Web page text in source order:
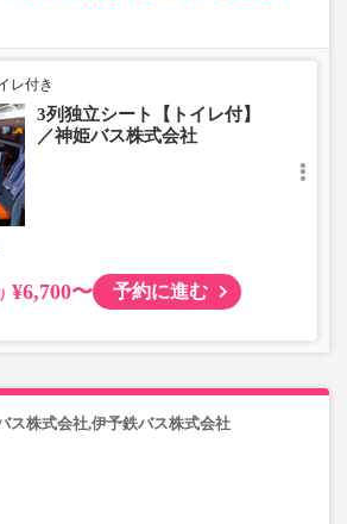
レ付き
3列独立シート【トイレ付】
／神姫バス株式会社
¥6,700〜 予約に進む
ス株式会社,伊予鉄バス株式会社